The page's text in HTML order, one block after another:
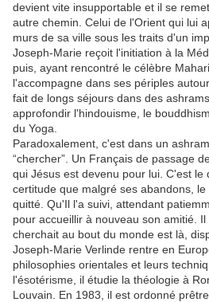
devient vite insupportable et il se
autre chemin. Celui de l'Orient qui lui
murs de sa ville sous les traits d'un
Joseph-Marie reçoit l'initiation à la
puis, ayant rencontré le célèbre
l'accompagne dans ses périples
fait de longs séjours dans des
approfondir l'hindouisme, le
du Yoga.
Paradoxalement, c'est dans un
“chercher”. Un Français de passage
qui Jésus est devenu pour lui. C'est le
certitude que malgré ses abandons,
quitté. Qu'Il l'a suivi, attendant
pour accueillir à nouveau son amitié.
cherchait au bout du monde est là,
Joseph-Marie Verlinde rentre en
philosophies orientales et leurs
l'ésotérisme, il étudie la théologie à
Louvain. En 1983, il est ordonné